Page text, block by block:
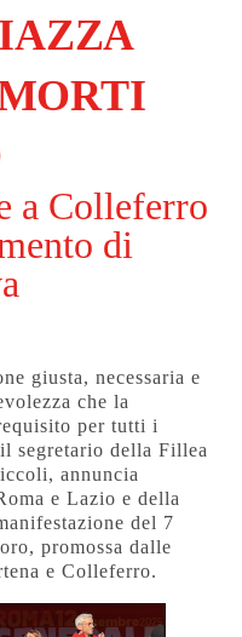
a Colleferro
di
giusta, necessaria e
che la
per tutti i
segretario della Fillea
annuncia
e Lazio e della
del 7
promossa dalle
e Colleferro.